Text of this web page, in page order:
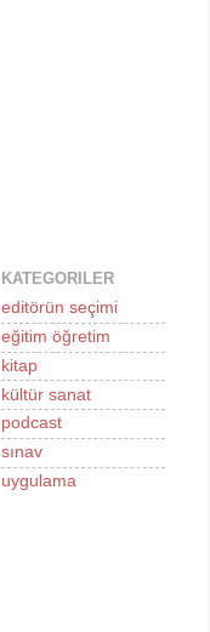
KATEGORILER
editörün seçimi
eğitim öğretim
kitap
kültür sanat
podcast
sınav
uygulama